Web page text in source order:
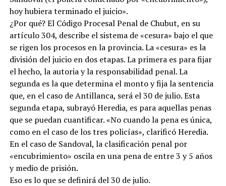
hoy hubiera terminado el juicio».
¿Por qué? El Código Procesal Penal de Chubut, en su
artículo 304, describe el sistema de «cesura» bajo el que
se rigen los procesos en la provincia. La «cesura» es la
división del juicio en dos etapas. La primera es para fijar
el hecho, la autoria y la responsabilidad penal. La
segunda es la que determina el monto y fija la sentencia
que, en el caso de Antillanca, será el 30 de julio. Esta
segunda etapa, subrayó Heredia, es para aquellas penas
que se puedan cuantificar. «No cuando la pena es única,
como en el caso de los tres policías», clarificó Heredia.
En el caso de Sandoval, la clasificación penal por
«encubrimiento» oscila en una pena de entre 3 y 5 años
y medio de prisión.
Eso es lo que se definirá del 30 de julio.